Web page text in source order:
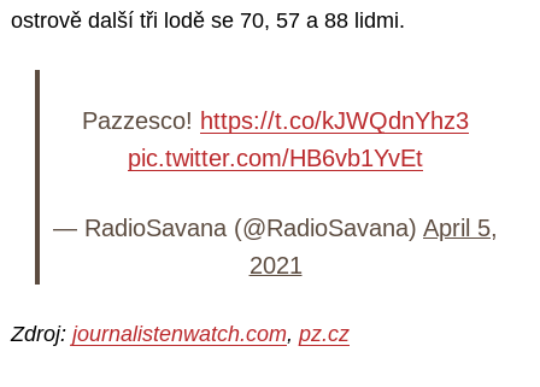
ostrově další tři lodě se 70, 57 a 88 lidmi.
Pazzesco! https://t.co/kJWQdnYhz3
pic.twitter.com/HB6vb1YvEt
— RadioSavana (@RadioSavana) April 5,
2021
Zdroj: journalistenwatch.com, pz.cz